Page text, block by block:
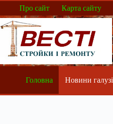
Перейти
вмісту
Про сайт Карта сайту
Головна Новини галузі